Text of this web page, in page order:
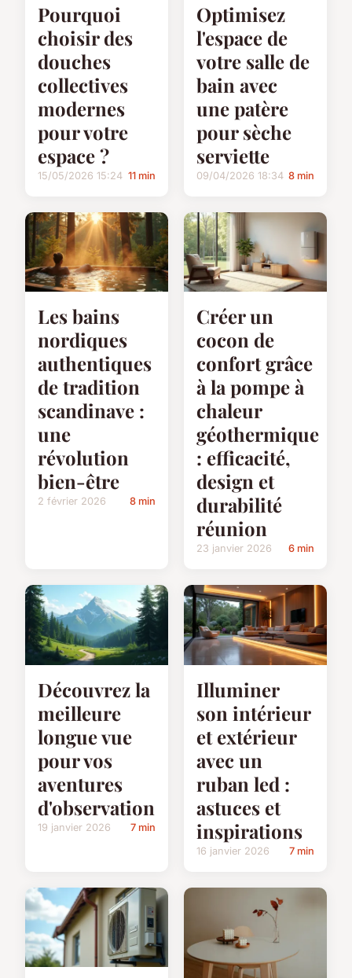
Pourquoi
choisir des
douches
collectives
modernes
pour votre
espace ?
15/05/2026 15:24 11 min
Optimisez
l'espace de
votre salle de
bain avec
une patère
pour sèche
serviette
09/04/2026 18:34 8 min
Les bains
nordiques
authentiques
de tradition
scandinave :
une
révolution
bien-être
2 février 2026 8 min
Créer un
cocon de
confort grâce
à la pompe à
chaleur
géothermique
: efficacité,
design et
durabilité
réunion
23 janvier 2026 6 min
Découvrez la
meilleure
longue vue
pour vos
aventures
d'observation
19 janvier 2026 7 min
Illuminer
son intérieur
et extérieur
avec un
ruban led :
astuces et
inspirations
16 janvier 2026 7 min